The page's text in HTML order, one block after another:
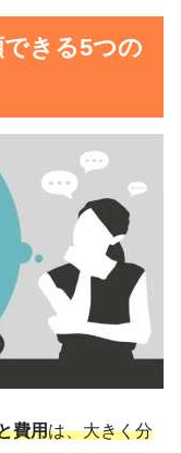
きる5つの
費用は、大きく分